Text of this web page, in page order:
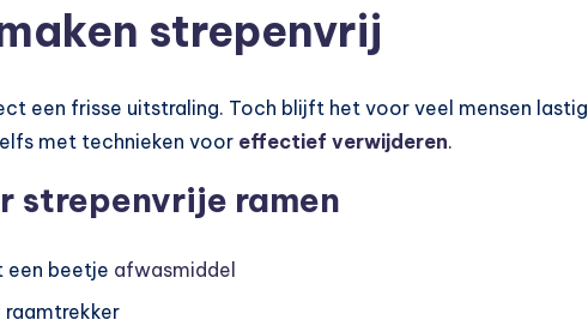
strepenvrij
een frisse uitstraling. Toch blijft het voor veel mensen lastig
met technieken voor effectief verwijderen.
strepenvrije ramen
een beetje afwasmiddel